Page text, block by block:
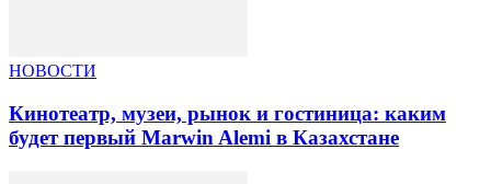
НОВОСТИ
Кинотеатр, музеи, рынок и гостиница: каким
будет первый Marwin Alemi в Казахстане